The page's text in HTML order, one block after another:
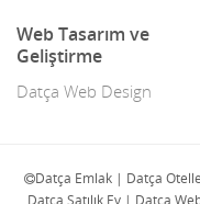
Doğa Turları
Web Tasarım ve
Geliştirme
Datça Web Design
Datça Emlak | Datça
Datça Satılık Ev | Datça